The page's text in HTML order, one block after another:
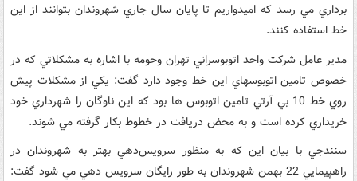
برداري مي رسد که اميدواريم تا پايان سال جاري شهروندان بتوانند از اين
خط استفاده کنند.
مدير عامل شرکت واحد اتوبوسراني تهران وحومه با اشاره به مشکلاتي که در
خصوص تامين اتوبوسهاي اين خط وجود دارد گفت: يکي از مشکلات پيش
روي خط 10 بي آرتي تامين اتوبوس ها بود که اين ناوگان را شهرداري خود
خريداري کرده است و به محض دريافت در خطوط بکار گرفته مي شوند.
سنندجي با بيان اين که به منظور سرويس‌دهي بهتر به شهروندان در
راهپيمايي 22 بهمن شهروندان به طور رايگان سرويس دهي مي شود گفت: